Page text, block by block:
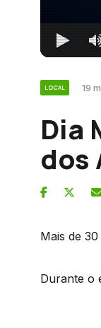
LOCAL 19
Dia
dos
Mais de
Durante o